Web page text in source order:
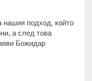
нашия подход, който
а след това
Божидар